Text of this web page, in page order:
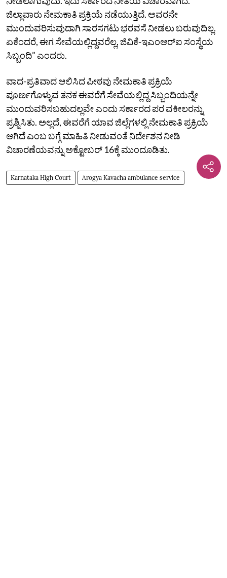
ಜಿಲ್ಲಾವಾರು ನೇಮಕಾತಿ ಪ್ರಕ್ರಿಯೆ ನಡೆಯುತ್ತಿದೆ. ಅವರನೇ
ಮುಂದುವರಿಸುವುದಾಗಿ ಸಾರಸಗಟು ಭರವಸೆ ನೀಡಲು ಬರುವುದಿಲ್ಲ.
ಏಕೆಂದರೆ, ಈಗ ಸೇವೆಯಲ್ಲಿದ್ದವರೆಲ್ಲ, ಜಿವಿಕೆ-ಇಎಂಆರ್‌ಐ ಸಂಸ್ಥೆಯ
ಸಿಬ್ಬಂದಿ” ಎಂದರು.
ವಾದ-ಪ್ರತಿವಾದ ಆಲಿಸಿದ ಪೀಠವು ನೇಮಕಾತಿ ಪ್ರಕ್ರಿಯೆ
ಪೂರ್ಣಗೊಳ್ಳುವ ತನಕ ಈವರೆಗೆ ಸೇವೆಯಲ್ಲಿದ್ದ ಸಿಬ್ಬಂದಿಯನ್ನೇ
ಮುಂದುವರಿಸಬಹುದಲ್ಲವೇ ಎಂದು ಸರ್ಕಾರದ ಪರ ವಕೀಲರನ್ನು
ಪ್ರಶ್ನಿಸಿತು. ಅಲ್ಲದೆ, ಈವರೆಗೆ ಯಾವ ಜಿಲ್ಲೆಗಳಲ್ಲಿ ನೇಮಕಾತಿ ಪ್ರಕ್ರಿಯೆ
ಆಗಿದೆ ಎಂಬ ಬಗ್ಗೆ ಮಾಹಿತಿ ನೀಡುವಂತೆ ನಿರ್ದೇಶನ ನೀಡಿ
ವಿಚಾರಣೆಯವನ್ನು ಅಕ್ಟೋಬರ್‌ 16ಕ್ಕೆ ಮುಂದೂಡಿತು.
Karnataka High Court Arogya Kavacha ambulance service